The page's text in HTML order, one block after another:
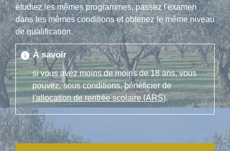
étudiez les mêmes programmes, passez l'examen
dans les mêmes conditions et obtenez le même niveau
de qualification.
infoÀ savoir
si vous avez moins de moins de 18 ans, vous
pouvez, sous conditions, bénéficier de
l'allocation de rentrée scolaire (ARS).